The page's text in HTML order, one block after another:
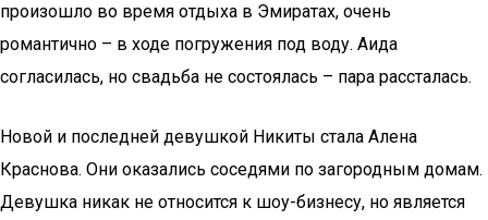
произошло во время отдыха в Эмиратах, очень
романтично – в ходе погружения под воду. Аида
согласилась, но свадьба не состоялась – пара рассталась.
Новой и последней девушкой Никиты стала Алена
Краснова. Они оказались соседями по загородным домам.
Девушка никак не относится к шоу-бизнесу, но является